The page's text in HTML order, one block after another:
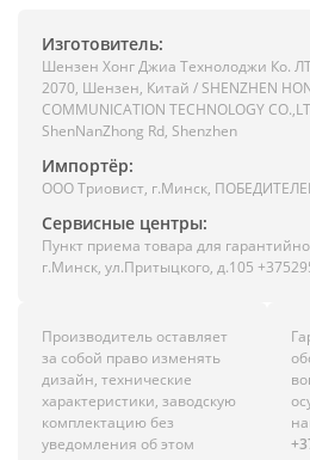
Изготовитель:
Шензен Хонг Джиа Технолоджи Ко.
2070, Шензен, Китай / SHENZHEN
COMMUNICATION TECHNOLOGY
ShenNanZhong Rd, Shenzhen
Импортёр:
ООО Триовист, г.Минск,
Сервисные центры:
Пункт приема товара для
г.Минск, ул.Притыцкого, д.105
Производитель оставляет
за собой право изменять
дизайн, технические
характеристики, заводскую
комплектацию без
уведомления об этом